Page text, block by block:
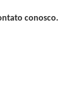
conosco.